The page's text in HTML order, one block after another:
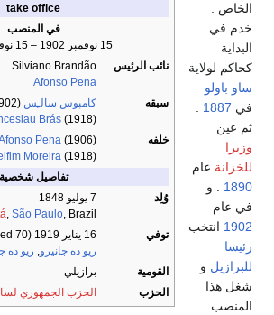
take office
في المنصب
15 نوفمبر 1902 – 15 نوفمبر 1906
نائب الرئيس
Silviano Brandão
Afonso Pena
سبقه
كامپوس سالـِس (1902)
Brás (1918)
خلفه
Pena (1906)
Moreira (1918)
تفاصيل شخصية
وُلِد
7 يوليو 1848
, São Paulo, Brazil
توفي
16 يناير 1919
(aged 70)
ريو ده جانيرو, ريو ده
القومية
برازيلي
الحزب
الحزب الجمهوري
الخاص .
خدم في
البداية
كحاكم لولاية
ساو باولو
في 1887
ثم عين
وزيرا
للخزانة عام
1890 . و
في عام
1902 انتخب
رئيسا
للبرازيل و
شغل هذا
المنصب